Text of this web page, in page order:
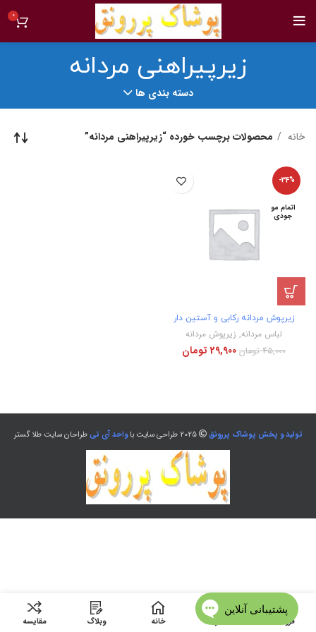
0
زیرپیراهنی مردانه
دسته بندی ها
خانه محصولات برچسب خورده “زیرپیراهنی مردانه”
-34%
اتمام مو
جودی
زیرپوش مردانه رکابی و آستین دار
لباس مردانه, زیرپوش مردانه
45,000 تومان 29,900 تومان
تولید و پخش پوشاک پررونق 2025 طراحی سایت با واحد آی تیطراحان سایت طلا گستر
فروشگاه خانه وبلاگ مقایسه